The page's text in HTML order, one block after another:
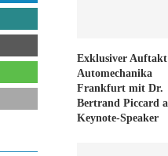
Exklusiver
Automechanika
Frankfurt mit Dr.
Bertrand Piccard
Keynote-Speaker